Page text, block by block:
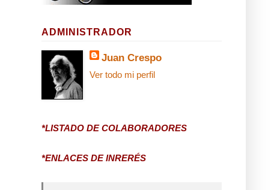
ADMINISTRADOR
Juan Crespo
Ver todo mi perfil
*LISTADO DE COLABORADORES
*ENLACES DE INRERÉS